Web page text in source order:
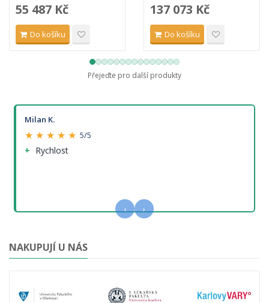
55 487 Kč
Do košíku
137 073 Kč
Do košíku
Přejeďte pro další produkty
Milan K.
★ ★ ★ ★ ★ 5/5
Rychlost
‹ ›
NAKUPUJÍ U NÁS